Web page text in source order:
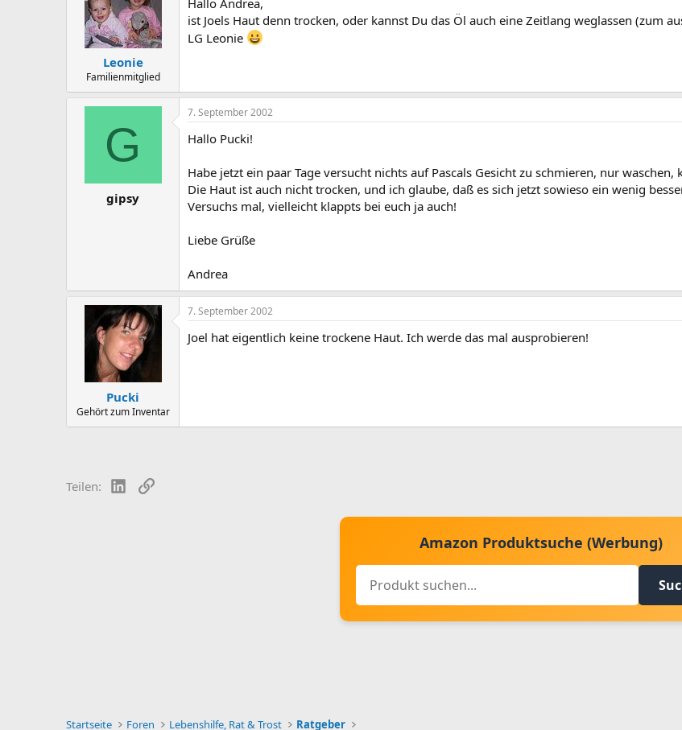
Leonie
Familienmitglied
ist Joels Haut denn trocken, oder kannst Du das Öl auch eine Zeitlang weglassen (zum
LG Leonie
G
gipsy
7. September 2002
Hallo Pucki!
Habe jetzt ein paar Tage versucht nichts auf Pascals Gesicht zu schmieren, nur
Die Haut ist auch nicht trocken, und ich glaube, daß es sich jetzt sowieso ein wenig
Versuchs mal, vielleicht klappts bei euch ja auch!
Liebe Grüße
Andrea
Pucki
Gehört zum Inventar
7. September 2002
Joel hat eigentlich keine trockene Haut. Ich werde das mal ausprobieren!
Teilen: LinkedIn
Link
Amazon Produktsuche (Werbung)
Startseite Foren Lebenshilfe, Rat & Trost Ratgeber